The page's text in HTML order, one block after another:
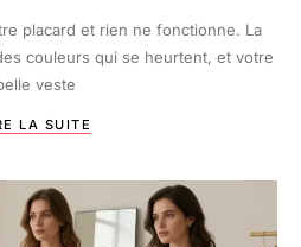
placard et rien ne fonctionne. La
couleurs qui se heurtent, et votre
veste
LA SUITE